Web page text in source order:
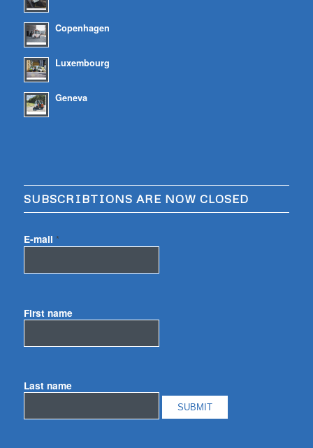
Copenhagen
Luxembourg
Geneva
SUBSCRIBTIONS ARE NOW CLOSED
E-mail *
First name
Last name